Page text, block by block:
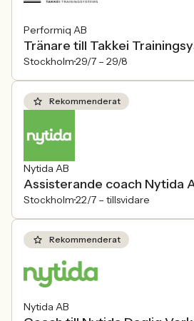
Performiq AB
Tränare till Takkei
Stockholm29/7 – 29/8
Rekommenderat
Nytida AB
Assisterande coach Nytida
Stockholm22/7 – tillsvidare
Rekommenderat
Nytida AB